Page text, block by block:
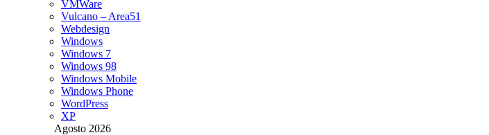
VMWare
Vulcano – Area51
Webdesign
Windows
Windows 7
Windows 98
Windows Mobile
Windows Phone
WordPress
XP
Agosto 2026